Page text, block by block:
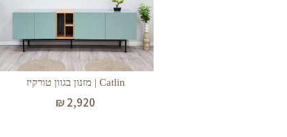
Catlin | מזנון בגוון טורקיז
₪2,920